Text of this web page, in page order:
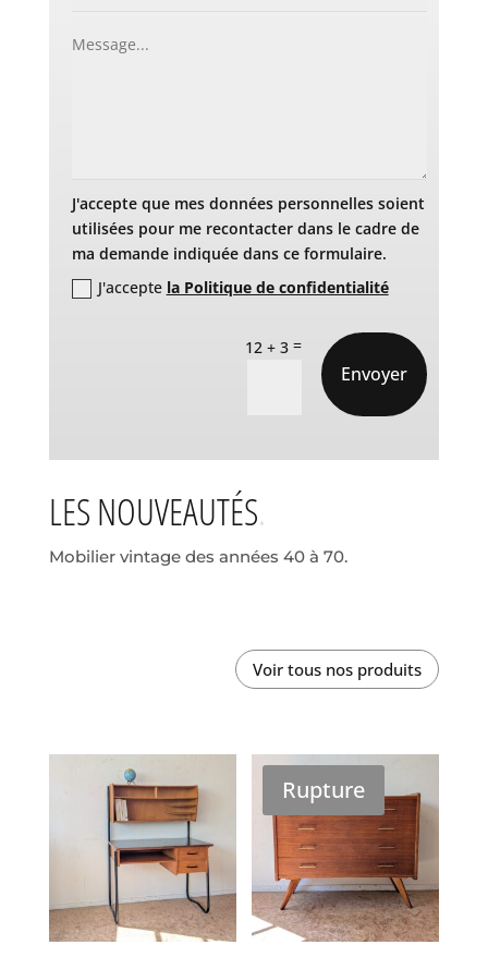
J'accepte que mes données personnelles soient
utilisées pour me recontacter dans le cadre de
ma demande indiquée dans ce formulaire.
J'accepte la Politique de confidentialité
12 + 3 =
Envoyer
LES NOUVEAUTÉS
Mobilier vintage des années 40 à 70.
Voir tous nos produits
Rupture